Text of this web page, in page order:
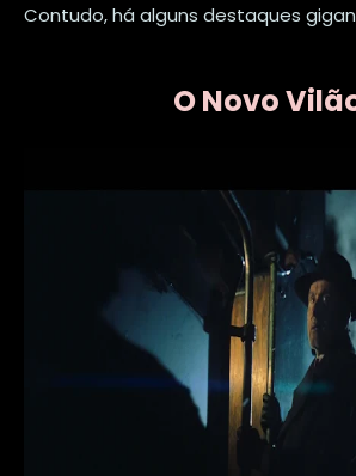
Contudo, há alguns destaques
O Novo